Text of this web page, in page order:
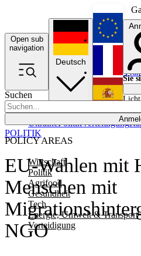
Open sub
navigation
Suchen
POLICY AREAS
Wirtschaft
Politik
Agrifood
Gesundheit
Tech
Energie, Umwelt & Transport
Verteidigung
UkrainePolitikVerteidigung
Deutsch
Sie
Licht
EU-Wahlen mit
Menschen mit
NGO
POLITIK